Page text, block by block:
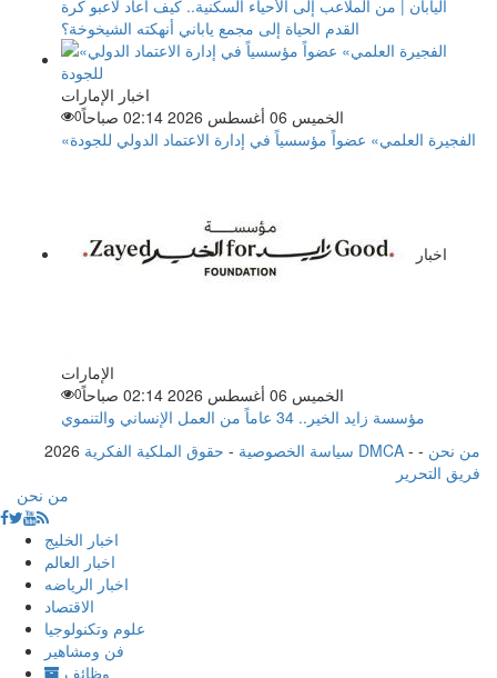
اليابان | من الملاعب إلى الأحياء السكنية.. كيف أعاد لاعبو كرة
القدم الحياة إلى مجمع ياباني أنهكته الشيخوخة؟
اخبار الإمارات
الخميس 06 أغسطس 2026 02:14 صباحاً
0
«الفجيرة العلمي» عضواً مؤسسياً في إدارة الاعتماد الدولي للجودة
اخبار
الإمارات
الخميس 06 أغسطس 2026 02:14 صباحاً
0
مؤسسة زايد الخير.. 34 عاماً من العمل الإنساني والتنموي
2026
سياسة الخصوصية - حقوق الملكية الفكرية DMCA - من نحن -
فريق التحرير
من نحن
اخبار الخليج
اخبار العالم
اخبار الرياضه
الاقتصاد
علوم وتكنولوجيا
فن ومشاهير
وظائف